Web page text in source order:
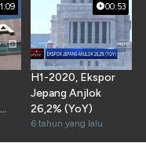
00:53
H1-2020, Ekspor
Jepang Anjlok
26,2% (YoY)
6 tahun yang lalu